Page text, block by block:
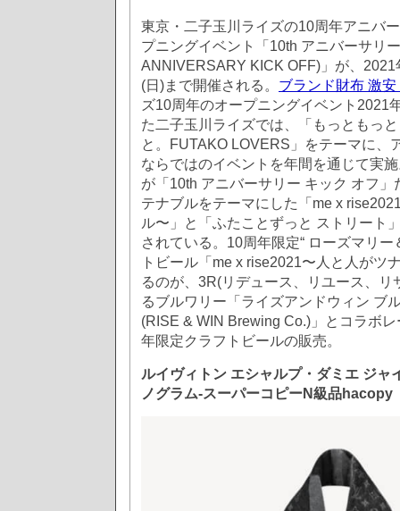
東京・二子玉川ライズの10周年アニバ
プニングイベント「10th アニバーサリ
ANNIVERSARY KICK OFF)」が、
(日)まで開催される。 ブランド財布 激安
ズ10周年のオープニングイベント2021
た二子玉川ライズでは、「もっともっ
と。FUTAKO LOVERS」をテーマに、
ならではのイベントを年間を通じて実
が「10th アニバーサリー キック オフ
テナブルをテーマにした「me x
ル〜」と「ふたことずっと ストリート
されている。10周年限定“ ローズマリー
トビール「me x rise2021〜人と人がツ
るのが、3R(リデュース、リユース、リ
るブルワリー「ライズアンドウィン ブ
(RISE & WIN Brewing Co.)」とコラボ
年限定クラフトビールの販売。
ルイヴィトン エシャルプ・ダミエ ジャ
ノグラム-スーパーコピーN級品hacopy